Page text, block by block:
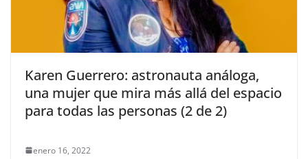
Karen Guerrero: astronauta análoga,
una mujer que mira más allá del espacio
para todas las personas (2 de 2)
enero 16, 2022